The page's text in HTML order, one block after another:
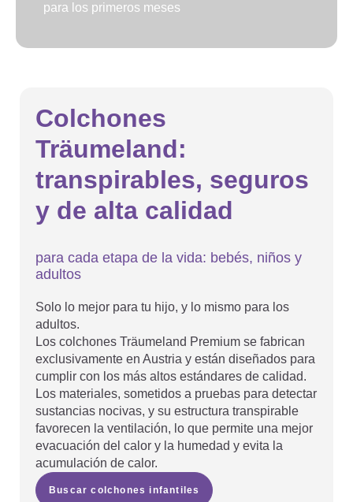
para los primeros meses
Colchones
Träumeland:
transpirables, seguros
y de alta calidad
para cada etapa de la vida: bebés, niños y
adultos
Solo lo mejor para tu hijo, y lo mismo para los
adultos.
Los colchones Träumeland Premium se fabrican
exclusivamente en Austria y están diseñados para
cumplir con los más altos estándares de calidad.
Los materiales, sometidos a pruebas para detectar
sustancias nocivas, y su estructura transpirable
favorecen la ventilación, lo que permite una mejor
evacuación del calor y la humedad y evita la
acumulación de calor.
Buscar colchones infantiles